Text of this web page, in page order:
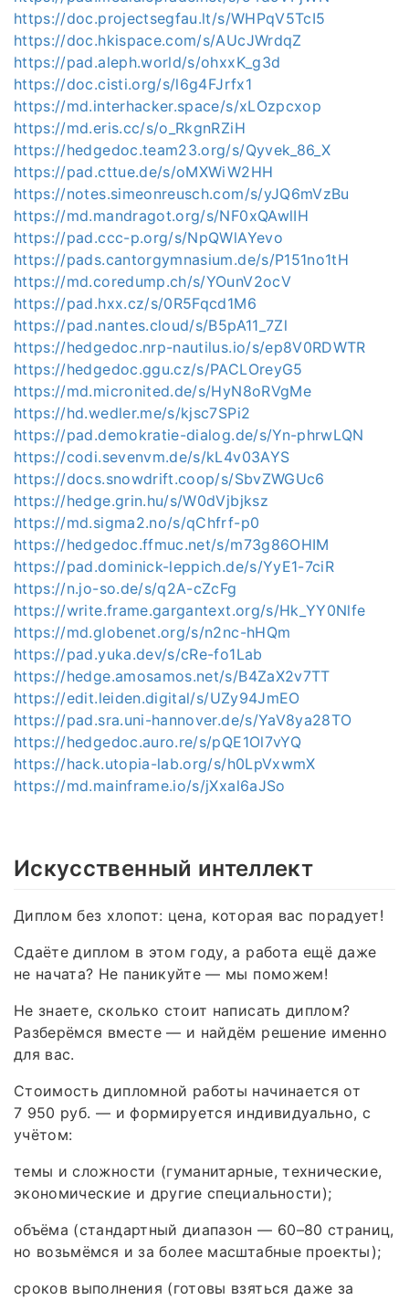
https://doc.projectsegfau.lt/s/WHPqV5TcI5
https://doc.hkispace.com/s/AUcJWrdqZ
https://pad.aleph.world/s/ohxxK_g3d
https://doc.cisti.org/s/l6g4FJrfx1
https://md.interhacker.space/s/xLOzpcxop
https://md.eris.cc/s/o_RkgnRZiH
https://hedgedoc.team23.org/s/Qyvek_86_X
https://pad.cttue.de/s/oMXWiW2HH
https://notes.simeonreusch.com/s/yJQ6mVzBu
https://md.mandragot.org/s/NF0xQAwlIH
https://pad.ccc-p.org/s/NpQWlAYevo
https://pads.cantorgymnasium.de/s/P151no1tH
https://md.coredump.ch/s/YOunV2ocV
https://pad.hxx.cz/s/0R5Fqcd1M6
https://pad.nantes.cloud/s/B5pA11_7Zl
https://hedgedoc.nrp-nautilus.io/s/ep8V0RDWTR
https://hedgedoc.ggu.cz/s/PACLOreyG5
https://md.micronited.de/s/HyN8oRVgMe
https://hd.wedler.me/s/kjsc7SPi2
https://pad.demokratie-dialog.de/s/Yn-phrwLQN
https://codi.sevenvm.de/s/kL4v03AYS
https://docs.snowdrift.coop/s/SbvZWGUc6
https://hedge.grin.hu/s/W0dVjbjksz
https://md.sigma2.no/s/qChfrf-p0
https://hedgedoc.ffmuc.net/s/m73g86OHIM
https://pad.dominick-leppich.de/s/YyE1-7ciR
https://n.jo-so.de/s/q2A-cZcFg
https://write.frame.gargantext.org/s/Hk_YY0Nlfe
https://md.globenet.org/s/n2nc-hHQm
https://pad.yuka.dev/s/cRe-fo1Lab
https://hedge.amosamos.net/s/B4ZaX2v7TT
https://edit.leiden.digital/s/UZy94JmEO
https://pad.sra.uni-hannover.de/s/YaV8ya28TO
https://hedgedoc.auro.re/s/pQE1Ol7vYQ
https://hack.utopia-lab.org/s/h0LpVxwmX
https://md.mainframe.io/s/jXxal6aJSo
Искусственный интеллект
Диплом без хлопот: цена, которая вас порадует!
Сдаёте диплом в этом году, а работа ещё даже
не начата? Не паникуйте — мы поможем!
Не знаете, сколько стоит написать диплом?
Разберёмся вместе — и найдём решение именно
для вас.
Стоимость дипломной работы начинается от
7 950 руб. — и формируется индивидуально, с
учётом:
темы и сложности (гуманитарные, технические,
экономические и другие специальности);
объёма (стандартный диапазон — 60–80 страниц,
но возьмёмся и за более масштабные проекты);
сроков выполнения (готовы взяться даже за